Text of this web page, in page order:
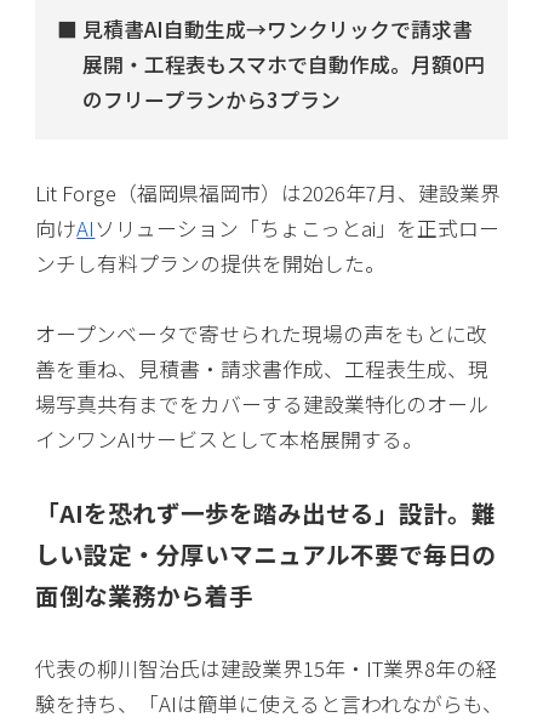
見積書AI自動生成→ワンクリックで請求書
展開・工程表もスマホで自動作成。月額0円
のフリープランから3プラン
Lit Forge（福岡県福岡市）は2026年7月、建設業界
向けAIソリューション「ちょこっとai」を正式ロー
ンチし有料プランの提供を開始した。
オープンベータで寄せられた現場の声をもとに改
善を重ね、見積書・請求書作成、工程表生成、現
場写真共有までをカバーする建設業特化のオール
インワンAIサービスとして本格展開する。
「AIを恐れず一歩を踏み出せる」設計。難
しい設定・分厚いマニュアル不要で毎日の
面倒な業務から着手
代表の柳川智治氏は建設業界15年・IT業界8年の経
験を持ち、「AIは簡単に使えると言われながらも、